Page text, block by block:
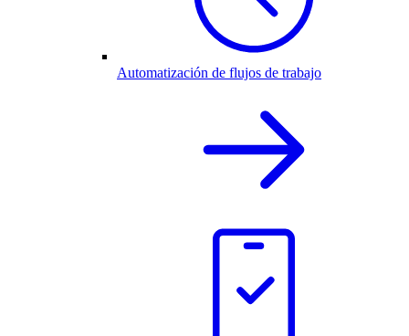
Automatización de flujos de trabajo